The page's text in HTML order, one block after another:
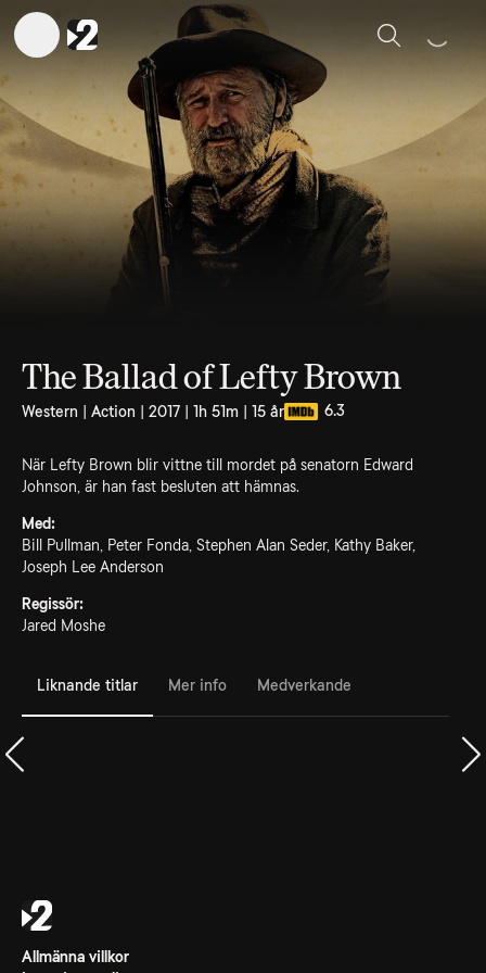
Sök
The Ballad of Lefty Brown
Western | Action | 2017 | 1h 51m | 15 år 6.3
När Lefty Brown blir vittne till mordet på senatorn Edward
Johnson, är han fast besluten att hämnas.
Med:
Bill Pullman, Peter Fonda, Stephen Alan Seder, Kathy Baker,
Joseph Lee Anderson
Regissör:
Jared Moshe
Liknande titlar Mer info Medverkande
Allmänna villkor